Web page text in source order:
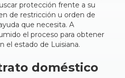
protección frente a su
de restricción u orden de
que necesita. A
el proceso para obtener
el estado de Luisiana.
doméstico